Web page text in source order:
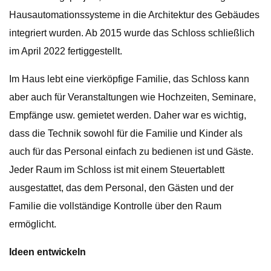
Hausautomationssysteme in die Architektur des Gebäudes
integriert wurden. Ab 2015 wurde das Schloss schließlich
im April 2022 fertiggestellt.
Im Haus lebt eine vierköpfige Familie, das Schloss kann
aber auch für Veranstaltungen wie Hochzeiten, Seminare,
Empfänge usw. gemietet werden. Daher war es wichtig,
dass die Technik sowohl für die Familie und Kinder als
auch für das Personal einfach zu bedienen ist und Gäste.
Jeder Raum im Schloss ist mit einem Steuertablett
ausgestattet, das dem Personal, den Gästen und der
Familie die vollständige Kontrolle über den Raum
ermöglicht.
Ideen entwickeln